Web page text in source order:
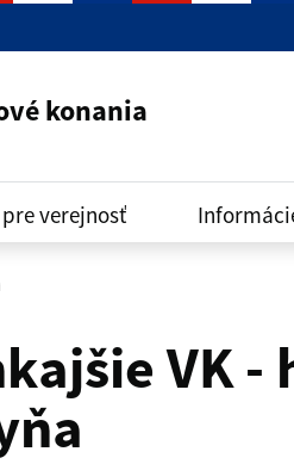
konania
verejnosť
VK -